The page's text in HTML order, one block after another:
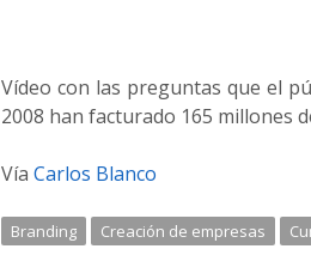
Vídeo con las preguntas que el
2008 han facturado 165 millones
Vía Carlos Blanco
Branding Creación de empresas